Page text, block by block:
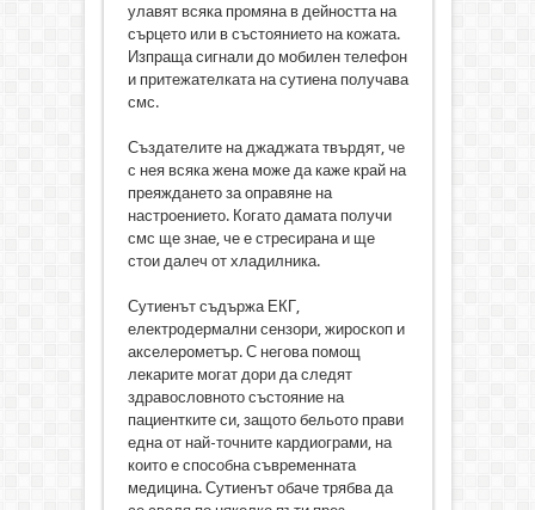
улавят всяка промяна в дейността на
сърцето или в състоянието на кожата.
Изпраща сигнали до мобилен телефон
и притежателката на сутиена получава
смс.
Създателите на джаджата твърдят, че
с нея всяка жена може да каже край на
преяждането за оправяне на
настроението. Когато дамата получи
смс ще знае, че е стресирана и ще
стои далеч от хладилника.
Сутиенът съдържа ЕКГ,
електродермални сензори, жироскоп и
акселерометър. С негова помощ
лекарите могат дори да следят
здравословното състояние на
пациентките си, защото бельото прави
една от най-точните кардиограми, на
които е способна съвременната
медицина. Сутиенът обаче трябва да